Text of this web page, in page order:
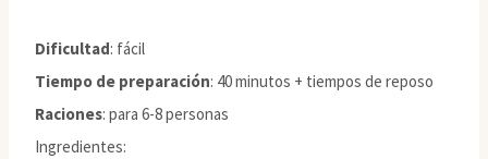
Dificultad: fácil
Tiempo de preparación: 40 minutos + tiempos de reposo
Raciones: para 6-8 personas
Ingredientes: